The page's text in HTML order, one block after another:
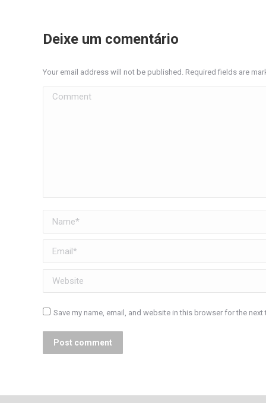
Deixe um comentário
Your email address will not be published. Required fields are
Comment
Name *
Email *
Website
Save my name, email, and website in this browser for the next
Post comment